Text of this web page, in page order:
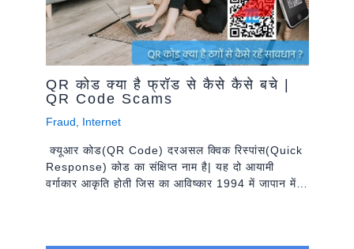
QR कोड क्या है फ्रॉड से कैसे कैसे बचे |
QR Code Scams
Fraud Internet
क्यूआर कोड(QR Code) दरअसल क्विक रिस्पांस(Quick
Response) कोड का संक्षिप्त नाम है| यह दो आयामी
वर्गाकार आकृति होती जिस का आविष्कार 1994 में जापान में…